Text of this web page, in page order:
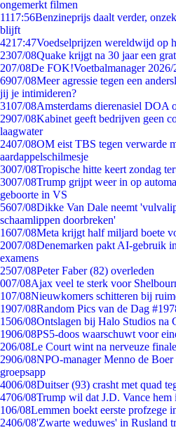
ongemerkt filmen
1117:56Benzineprijs daalt verder,
blijft
4217:47Voedselprijzen wereldwijd op
2307/08Quake krijgt na 30 jaar een
207/08De FOK!Voetbalmanager 2026/
6907/08Meer agressie tegen een
jij je intimideren?
3107/08Amsterdams dierenasiel DOA
2907/08Kabinet geeft bedrijven geen
laagwater
2407/08OM eist TBS tegen verwarde
aardappelschilmesje
3007/08Tropische hitte keert zondag
3007/08Trump grijpt weer in op
geboorte in VS
5607/08Dikke Van Dale neemt
schaamlippen doorbreken'
1607/08Meta krijgt half miljard boete
2007/08Denemarken pakt AI-gebruik
examens
2507/08Peter Faber (82) overleden
007/08Ajax veel te sterk voor
107/08Nieuwkomers schitteren bij
1907/08Random Pics van de Dag
1506/08Ontslagen bij Halo Studios na
1906/08PS5-doos waarschuwt voor
206/08Le Court wint na nerveuze
2906/08NPO-manager Menno de
groepsapp
4006/08Duitser (93) crasht met quad
4706/08Trump wil dat J.D. Vance
106/08Lemmen boekt eerste profzege
2406/08'Zwarte weduwes' in Rusland